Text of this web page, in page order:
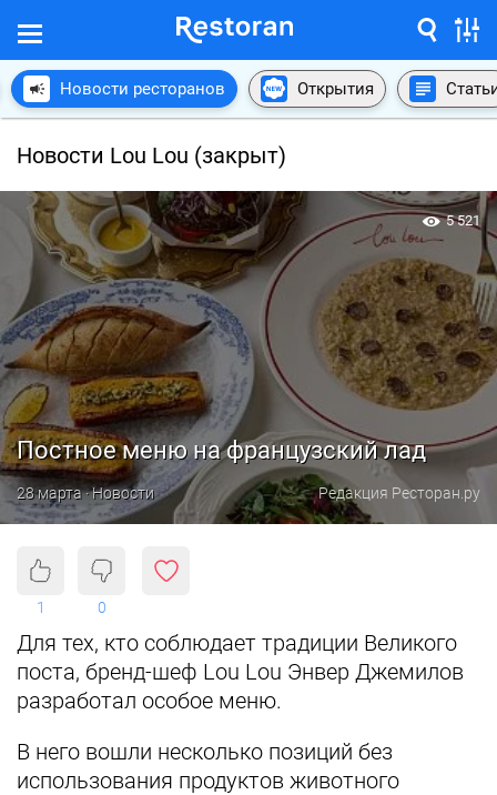
Новости ресторанов Открытия
Новости Lou Lou (закрыт)
Постное меню на французский лад
28 марта · Новости Редакция Ресторан.ру
5 521
1 0
Для тех, кто соблюдает традиции Великого
поста, бренд-шеф Lou Lou Энвер Джемилов
разработал особое меню.
В него вошли несколько позиций без
использования продуктов животного